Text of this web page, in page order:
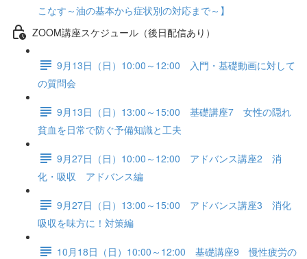
こなす～油の基本から症状別の対応まで～】
ZOOM講座スケジュール（後日配信あり）
9月13日（日）10:00～12:00 入門・基礎動画に対して
の質問会
9月13日（日）13:00～15:00 基礎講座7 女性の隠れ
貧血を日常で防ぐ予備知識と工夫
9月27日（日）10:00～12:00 アドバンス講座2 消
化・吸収 アドバンス編
9月27日（日）13:00～15:00 アドバンス講座3 消化
吸収を味方に！対策編
10月18日（日）10:00～12:00 基礎講座9 慢性疲労の